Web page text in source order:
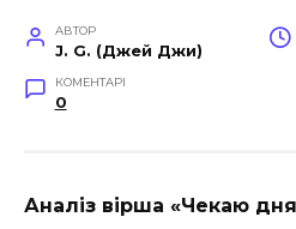
АВТОР
J. G. (Джей Джи)
КОМЕНТАРІ
0
Аналіз вірша «Чекаю